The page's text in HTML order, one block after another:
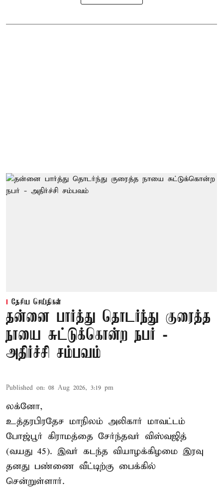
தேசிய செய்திகள்
தன்னை பார்த்து தொடர்ந்து குரைத்த
நாயை சுட்டுக்கொன்ற நபர் -
அதிர்ச்சி சம்பவம்
Published on: 08 Aug 2026, 3:19 pm
லக்னோ,
உத்தரபிரதேச மாநிலம் அலிகார் மாவட்டம்
போஜ்பூர் கிராமத்தை சேர்ந்தவர் விஸ்வஜித்
(வயது 45). இவர் கடந்த வியாழக்கிழமை இரவு
தனது பண்ணை வீட்டிற்கு பைக்கில்
சென்றுள்ளார்.